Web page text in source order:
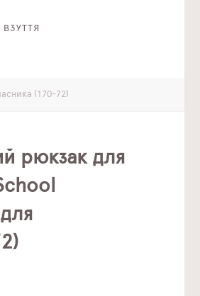
(170-72)
рюкзак для